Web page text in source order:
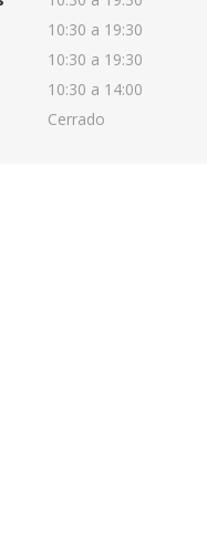
10:30 a 19:30
10:30 a 19:30
10:30 a 14:00
Cerrado